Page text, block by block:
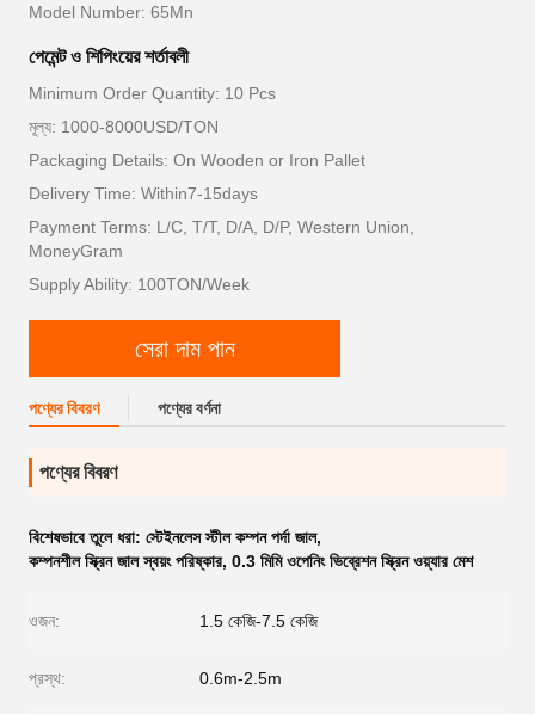
Model Number: 65Mn
পেমেন্ট ও শিপিংয়ের শর্তাবলী
Minimum Order Quantity: 10 Pcs
মূল্য: 1000-8000USD/TON
Packaging Details: On Wooden or Iron Pallet
Delivery Time: Within7-15days
Payment Terms: L/C, T/T, D/A, D/P, Western Union,
MoneyGram
Supply Ability: 100TON/Week
সেরা দাম পান
পণ্যের বিবরণ পণ্যের বর্ণনা
পণ্যের বিবরণ
বিশেষভাবে তুলে ধরা: স্টেইনলেস স্টীল কম্পন পর্দা জাল,
কম্পনশীল স্ক্রিন জাল স্বয়ং পরিষ্কার, 0.3 মিমি ওপেনিং ভিব্রেশন স্ক্রিন ওয়্যার মেশ
ওজন: 1.5 কেজি-7.5 কেজি
প্রস্থ: 0.6m-2.5m